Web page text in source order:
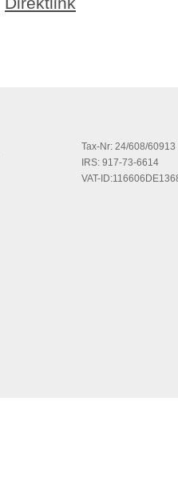
Tax-Nr: 24/608/60913
IRS: 917-73-6614
VAT-